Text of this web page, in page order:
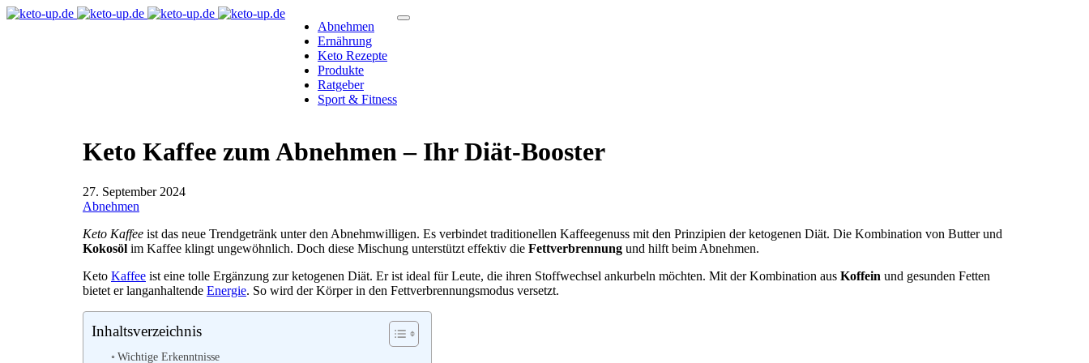
Abnehmen
Ernährung
Keto Rezepte
Produkte
Ratgeber
Sport & Fitness
Keto Kaffee zum Abnehmen – Ihr Diät-Booster
27. September 2024
Abnehmen
Keto Kaffee ist das neue Trendgetränk unter den Abnehmwilligen. Es verbindet traditionellen Kaffeegenuss mit den Prinzipien der ketogenen Diät. Die Kombination von Butter und
Kokosöl im Kaffee klingt ungewöhnlich. Doch diese Mischung unterstützt effektiv die Fettverbrennung und hilft beim Abnehmen.
Keto Kaffee ist eine tolle Ergänzung zur ketogenen Diät. Er ist ideal für Leute, die ihren Stoffwechsel ankurbeln möchten. Mit der Kombination aus Koffein und gesunden Fetten
bietet er langanhaltende Energie. So wird der Körper in den Fettverbrennungsmodus versetzt.
Inhaltsverzeichnis
Wichtige Erkenntnisse